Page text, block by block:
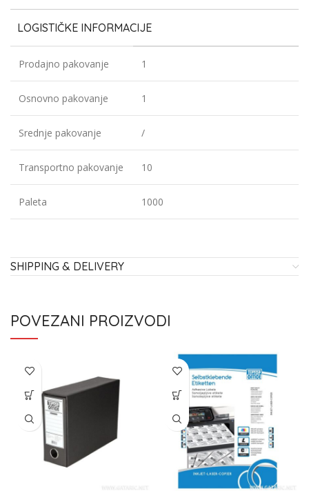
LOGISTIČKE INFORMACIJE
Prodajno pakovanje 1
Osnovno pakovanje 1
Srednje pakovanje /
Transportno pakovanje 10
Paleta 1000
SHIPPING & DELIVERY
POVEZANI PROIZVODI